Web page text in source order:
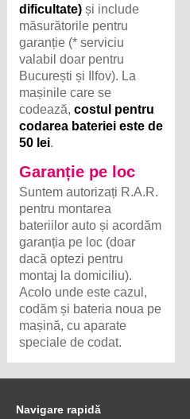
dificultate) și include
măsurătorile pentru
garanție (* serviciu
valabil doar pentru
București și Ilfov). La
mașinile care se
codează,costul pentru
codarea bateriei este de
50 lei.
Garanție pe loc
Suntem autorizați R.A.R.
pentru montarea
bateriilor auto și acordăm
garanția pe loc (doar
dacă optezi pentru
montaj la domiciliu).
Acolo unde este cazul,
codăm și bateria noua pe
mașină, cu aparate
speciale de codat.
Navigare rapidă